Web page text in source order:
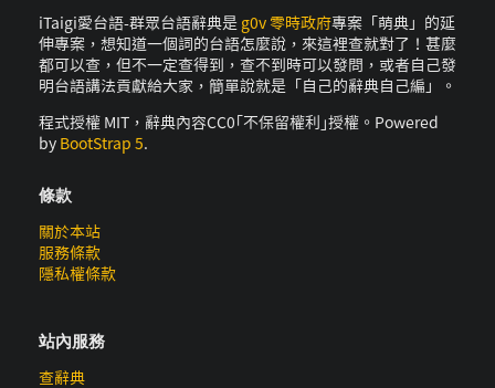
iTaigi愛台語-群眾台語辭典是 g0v 零時政府專案「萌典」的延
伸專案，想知道一個詞的台語怎麼說，來這裡查就對了！甚麼
都可以查，但不一定查得到，查不到時可以發問，或者自己發
明台語講法貢獻給大家，簡單說就是「自己的辭典自己編」。
程式授權 MIT，辭典內容CC0｢不保留權利｣授權。Powered
by BootStrap 5.
條款
關於本站
服務條款
隱私權條款
站內服務
查辭典